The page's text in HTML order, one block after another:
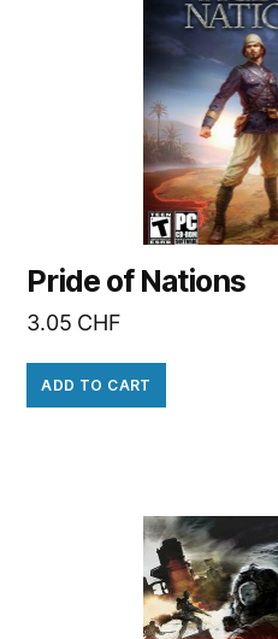
Pride of Nations
3.05 CHF
ADD TO CART